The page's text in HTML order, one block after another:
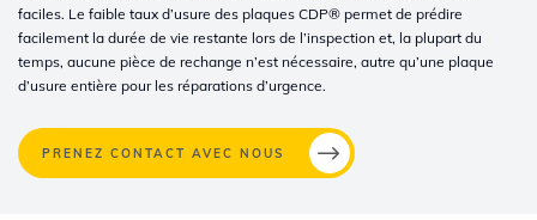
faciles. Le faible taux d’usure des plaques CDP® permet de prédire
facilement la durée de vie restante lors de l’inspection et, la plupart du
temps, aucune pièce de rechange n’est nécessaire, autre qu’une plaque
d’usure entière pour les réparations d’urgence.
PRENEZ CONTACT AVEC NOUS